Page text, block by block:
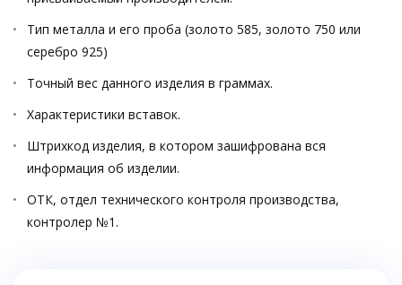
Тип металла и его проба (золото 585, золото 750 или
серебро 925)
Точный вес данного изделия в граммах.
Характеристики вставок.
Штрихкод изделия, в котором зашифрована вся
информация об изделии.
ОТК, отдел технического контроля производства,
контролер №1.